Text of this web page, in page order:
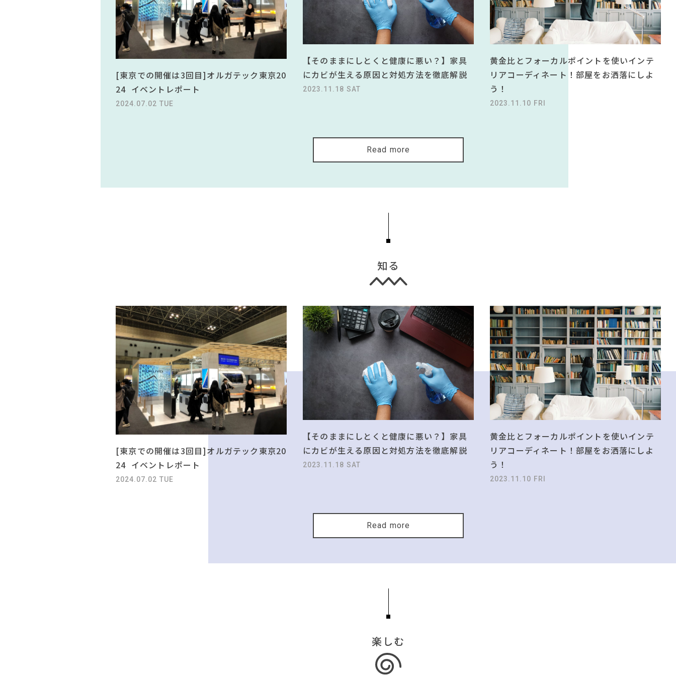
[東京での開催は3回目]オルガテック東京20
24 イベントレポート
2024.07.02 TUE
【そのままにしとくと健康に悪い？】家具
にカビが生える原因と対処方法を徹底解説
2023.11.18 SAT
黄金比とフォーカルポイントを使いインテ
リアコーディネート！部屋をお洒落にしよ
う！
2023.11.10 FRI
Read more
知る
[東京での開催は3回目]オルガテック東京20
24 イベントレポート
2024.07.02 TUE
【そのままにしとくと健康に悪い？】家具
にカビが生える原因と対処方法を徹底解説
2023.11.18 SAT
黄金比とフォーカルポイントを使いインテ
リアコーディネート！部屋をお洒落にしよ
う！
2023.11.10 FRI
Read more
楽しむ